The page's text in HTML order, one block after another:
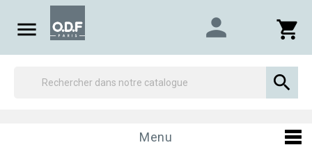
 shopping_cart
person

Menu